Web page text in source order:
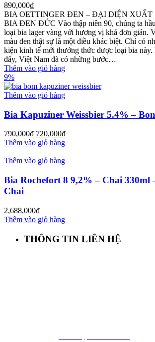
890,000₫
BIA OETTINGER ĐEN – ĐẠI DIỆN XUẤT
BIA ĐEN ĐỨC Vào thập niên 90, chúng ta
loại bia lager vàng với hương vị khá đơn giản.
màu đen thật sự là một điều khác biệt. Chỉ có
kiện kinh tế mới thưởng thức được loại bia này.
đây, Việt Nam đã có những bước…
Thêm vào giỏ hàng
9%
Thêm vào giỏ hàng
Bia Kapuziner Weissbier 5.4% –
790,000₫ 720,000₫
Thêm vào giỏ hàng
Thêm vào giỏ hàng
Bia Rochefort 8 9,2% – Chai 330ml
Chai
2,688,000₫
Thêm vào giỏ hàng
THÔNG TIN LIÊN HỆ